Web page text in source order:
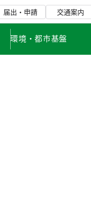
届出・申請 交通案内
環境・都市基盤